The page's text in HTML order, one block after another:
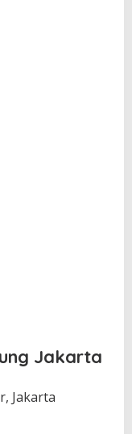
Jakarta
Jakarta